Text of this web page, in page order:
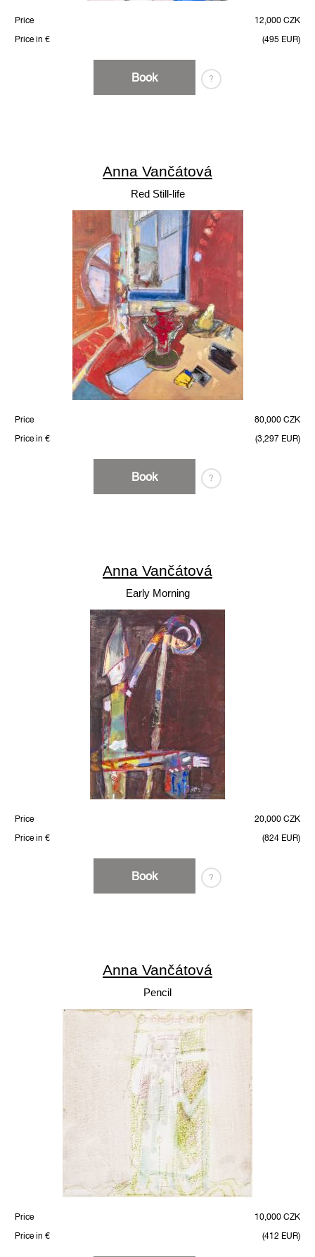
Price
12,000 CZK
Price in €
(495 EUR)
Book ?
Anna Vančátová
Red Still-life
Price
80,000 CZK
Price in €
(3,297 EUR)
Book ?
Anna Vančátová
Early Morning
Price
20,000 CZK
Price in €
(824 EUR)
Book ?
Anna Vančátová
Pencil
Price
10,000 CZK
Price in €
(412 EUR)